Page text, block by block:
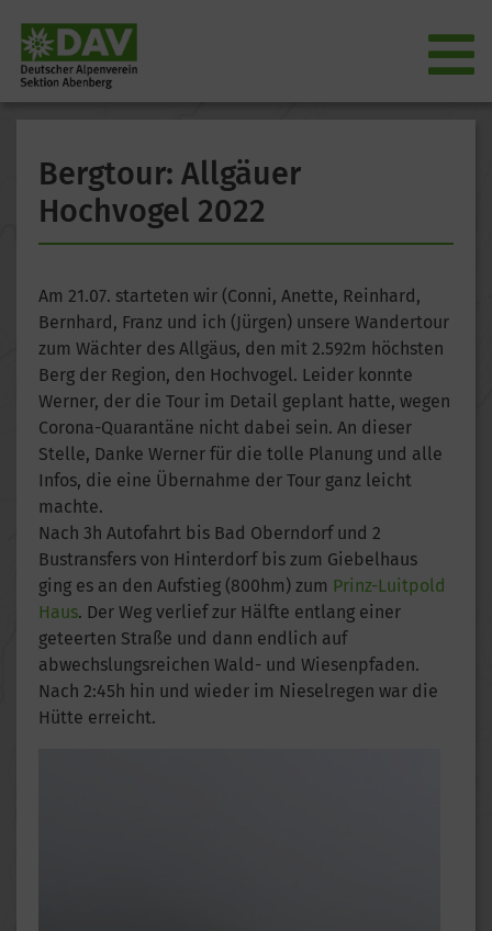
Bergtour: Allgäuer
Hochvogel 2022
Am 21.07. starteten wir (Conni, Anette, Reinhard,
Bernhard, Franz und ich (Jürgen) unsere Wandertour
zum Wächter des Allgäus, den mit 2.592m höchsten
Berg der Region, den Hochvogel. Leider konnte
Werner, der die Tour im Detail geplant hatte, wegen
Corona-Quarantäne nicht dabei sein. An dieser
Stelle, Danke Werner für die tolle Planung und alle
Infos, die eine Übernahme der Tour ganz leicht
machte.
Nach 3h Autofahrt bis Bad Oberndorf und 2
Bustransfers von Hinterdorf bis zum Giebelhaus
ging es an den Aufstieg (800hm) zum Prinz-Luitpold
Haus. Der Weg verlief zur Hälfte entlang einer
geteerten Straße und dann endlich auf
abwechslungsreichen Wald- und Wiesenpfaden.
Nach 2:45h hin und wieder im Nieselregen war die
Hütte erreicht.